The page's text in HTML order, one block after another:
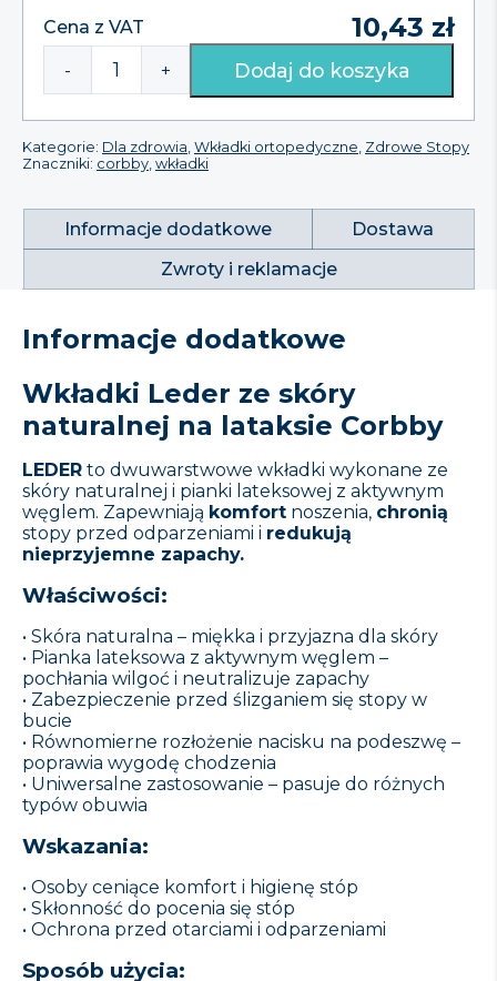
Cena z VAT 10,43 zł
ilość
Leder
Latex
wkładki
ze
naturalnej
pianki
Corbby
- + Dodaj do koszyka
Kategorie: Dla zdrowia Wkładki ortopedyczne Zdrowe Stopy
Znaczniki: corbby wkładki
Informacje dodatkowe
Dostawa
Zwroty i reklamacje
Informacje dodatkowe
Wkładki Leder ze skóry
naturalnej na lataksie Corbby
LEDER to dwuwarstwowe wkładki wykonane ze
skóry naturalnej i pianki lateksowej z aktywnym
węglem. Zapewniają komfort noszenia, chronią
stopy przed odparzeniami i redukują
nieprzyjemne zapachy.
Właściwości:
• Skóra naturalna – miękka i przyjazna dla skóry
• Pianka lateksowa z aktywnym węglem –
pochłania wilgoć i neutralizuje zapachy
• Zabezpieczenie przed ślizganiem się stopy w
bucie
• Równomierne rozłożenie nacisku na podeszwę –
poprawia wygodę chodzenia
• Uniwersalne zastosowanie – pasuje do różnych
typów obuwia
Wskazania:
• Osoby ceniące komfort i higienę stóp
• Skłonność do pocenia się stóp
• Ochrona przed otarciami i odparzeniami
Sposób użycia: